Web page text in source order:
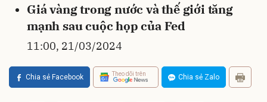
Giá vàng trong nước và thế giới tăng
mạnh sau cuộc họp của Fed
11:00, 21/03/2024
Chia sẻ Facebook Theo dõi trên Chia sẻ Zalo